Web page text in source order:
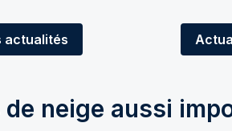
actualités
neige aussi